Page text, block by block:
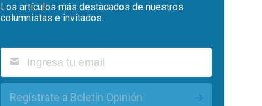
Los artículos más destacados de nuestros
columnistas e invitados.
Regístrate a Boletín Opinión